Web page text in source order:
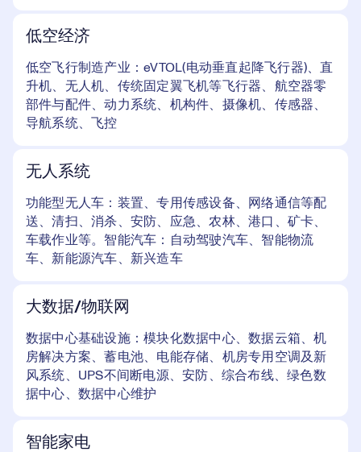
低空经济
低空飞行制造产业：eVTOL(电动垂直起降飞行器)、直
升机、无人机、传统固定翼飞机等飞行器、航空器零
部件与配件、动力系统、机构件、摄像机、传感器、
导航系统、飞控
无人系统
功能型无人车：装置、专用传感设备、网络通信等配
送、清扫、消杀、安防、应急、农林、港口、矿卡、
车载作业等。智能汽车：自动驾驶汽车、智能物流
车、新能源汽车、新兴造车
大数据/物联网
数据中心基础设施：模块化数据中心、数据云箱、机
房解决方案、蓄电池、电能存储、机房专用空调及新
风系统、UPS不间断电源、安防、综合布线、绿色数
据中心、数据中心维护
智能家电